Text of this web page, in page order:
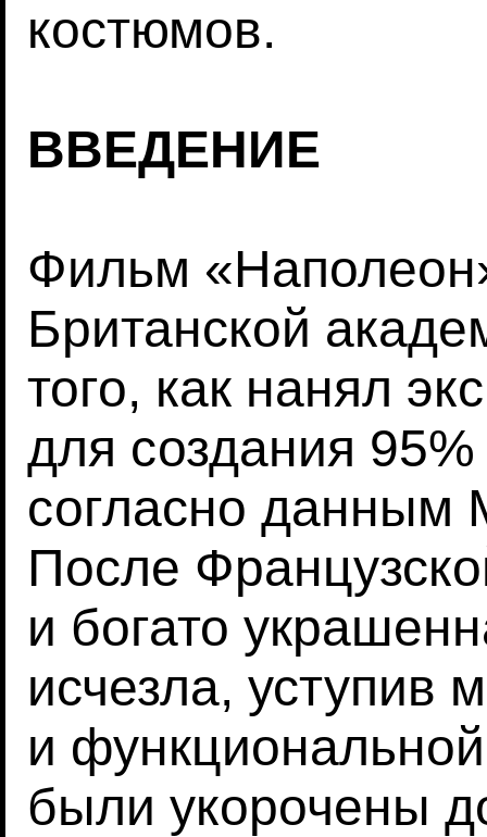
костюмов.
ВВЕДЕНИЕ
Фильм
Британской
того, как нанял
для создания
согласно данным
После
и богато
исчезла, уступив
и
были укорочены